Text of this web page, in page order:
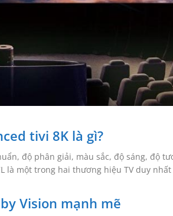
tivi 8K là gì?
độ phân giải, màu sắc, độ sáng, độ
là một trong hai thương hiệu TV duy
Vision mạnh mẽ